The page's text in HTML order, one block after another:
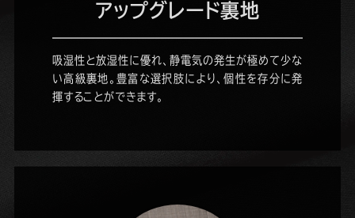
アップグレード裏地
吸湿性と放湿性に優れ、静電気の発生が極めて少な
い高級裏地。豊富な選択肢により、個性を存分に発
揮することができます。